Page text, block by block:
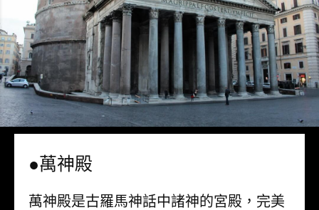
●萬神殿
萬神殿是古羅馬神話中諸神的宮殿，完美